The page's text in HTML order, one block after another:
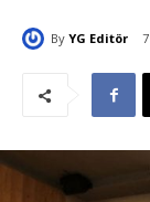
By YG Editör